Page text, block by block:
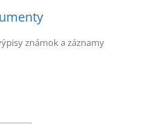
známok a záznamy